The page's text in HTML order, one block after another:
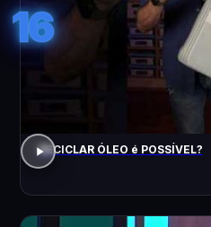
16
RECICLAR ÓLEO é POSSÍVEL?